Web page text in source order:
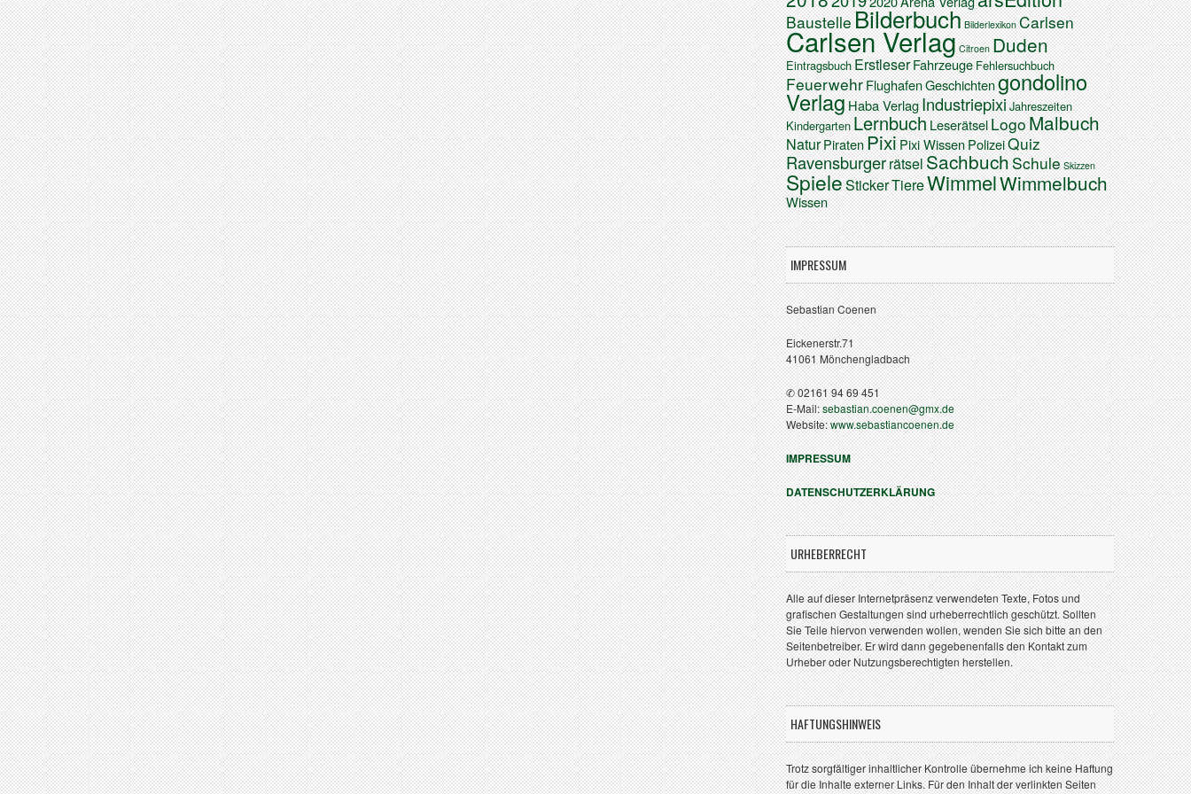
BaustelleBilderbuch Bilderlexikon Carlsen
Carlsen Verlag Citroen Duden
EintragsbuchErstleserFahrzeugeFehlersuchbuch
FeuerwehrFlughafenGeschichtengondolino
VerlagHaba VerlagIndustriepixiJahreszeiten
KindergartenLernbuchLeserätselLogoMalbuch
NaturPiratenPixiPixi WissenPolizeiQuiz
RavensburgerrätselSachbuchSchule Skizzen
SpieleStickerTiereWimmelWimmelbuch
Wissen
IMPRESSUM
Sebastian Coenen
Eickenerstr.71
41061 Mönchengladbach
✆ 02161 94 69 451
E-Mail:sebastian.coenen@gmx.de
Website:www.sebastiancoenen.de
IMPRESSUM
DATENSCHUTZERKLÄRUNG
URHEBERRECHT
Alle auf dieser Internetpräsenz verwendeten Texte, Fotos und
grafischen Gestaltungen sind urheberrechtlich geschützt. Sollten
Sie Teile hiervon verwenden wollen, wenden Sie sich bitte an den
Seitenbetreiber. Er wird dann gegebenenfalls den Kontakt zum
Urheber oder Nutzungsberechtigten herstellen.
HAFTUNGSHINWEIS
Trotz sorgfältiger inhaltlicher Kontrolle übernehme ich keine Haftung
für die Inhalte externer Links. Für den Inhalt der verlinkten Seiten